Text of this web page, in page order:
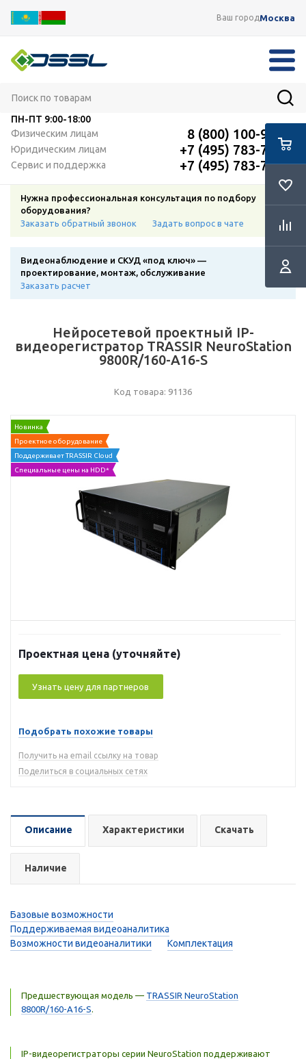
Ваш городМосква
ПН-ПТ 9:00-18:00
Физическим лицам
8 (800) 100-91-12
Юридическим лицам +7 (495) 783-72-87
Сервис и поддержка +7 (495) 783-72-87
Нужна профессиональная консультация по подбору
оборудования?
Заказать обратный звонок
Задать вопрос в чате
Видеонаблюдение и СКУД «под ключ» —
проектирование, монтаж, обслуживание
Заказать расчет
Нейросетевой проектный IP-
видеорегистратор TRASSIR NeuroStation
9800R/160-A16-S
Код товара: 91136
Новинка
Проектное оборудование
Поддерживает TRASSIR Cloud
Специальные цены на HDD*
Проектная цена (уточняйте)
Узнать цену для партнеров
Подобрать похожие товары
Получить на email ссылку на товар
Поделиться в социальных сетях
Описание Характеристики Скачать
Наличие
Базовые возможности
Поддерживаемая видеоаналитика
Возможности видеоаналитики
Комплектация
Предшествующая модель — TRASSIR NeuroStation
8800R/160-A16-S.
IP-видеорегистраторы серии NeuroStation поддерживают